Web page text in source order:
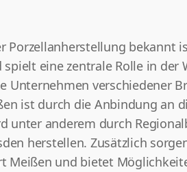
Porzellanherstellung bekannt
eine zentrale Rolle in der
verschiedener
ist durch die Anbindung an
unter anderem durch
herstellen. Zusätzlich
Meißen und bietet